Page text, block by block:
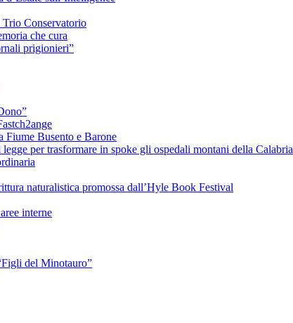
Conservatorio
che cura
prigionieri”
Busento e Barone
per trasformare in spoke gli ospedali montani della Calabria
naturalistica promossa dall’Hyle Book Festival
interne
del Minotauro”